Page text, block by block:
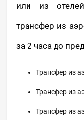
или из
трансфер из
за 2 часа до
Трансфер из
Трансфер из
Трансфер из